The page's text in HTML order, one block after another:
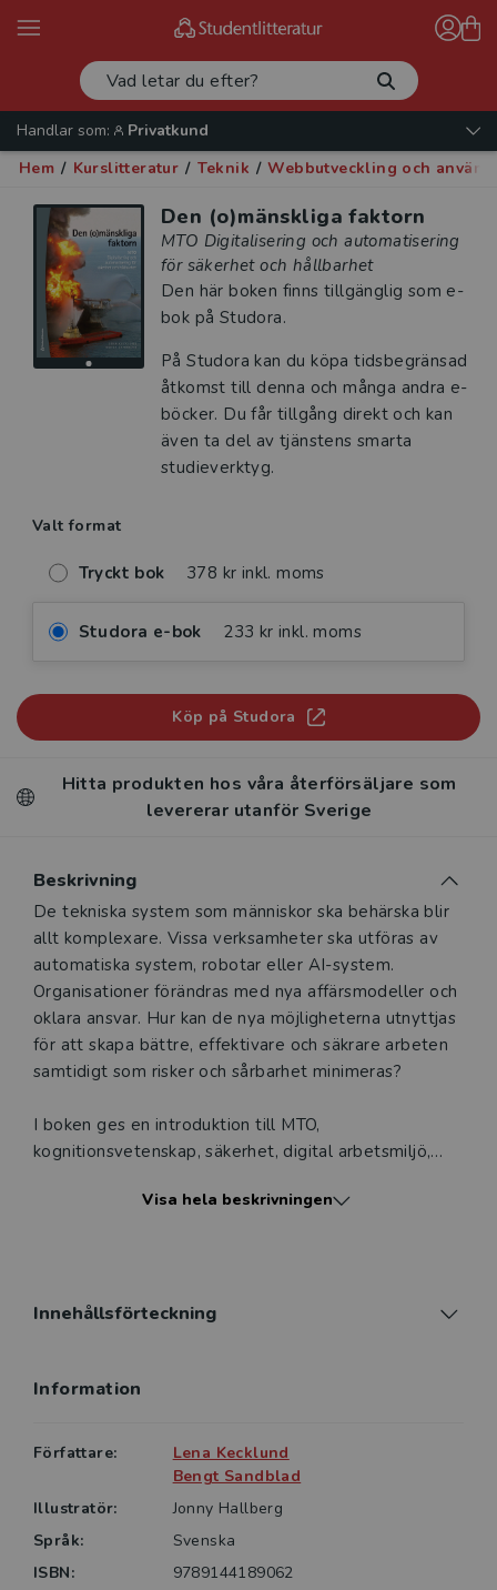
Handlar som:
Privatkund
Hem / Kurslitteratur / Teknik / Webbutveckling och
Den (o)mänskliga faktorn
MTO Digitalisering och automatisering
för säkerhet och hållbarhet
Den här boken finns tillgänglig som e-
bok på Studora.
På Studora kan du köpa tidsbegränsad
åtkomst till denna och många andra e-
böcker. Du får tillgång direkt och kan
även ta del av tjänstens smarta
studieverktyg.
Valt format
Tryckt bok 378 kr inkl. moms
Studora e-bok 233 kr inkl. moms
Köp på Studora
Hitta produkten hos våra återförsäljare som
levererar utanför Sverige
Beskrivning
Beskrivning
De tekniska system som människor ska behärska blir
allt komplexare. Vissa verksamheter ska utföras av
automatiska system, robotar eller AI-system.
Organisationer förändras med nya affärsmodeller och
oklara ansvar. Hur kan de nya möjligheterna utnyttjas
för att skapa bättre, effektivare och säkrare arbeten
samtidigt som risker och sårbarhet minimeras?
I boken ges en introduktion till MTO,
kognitionsvetenskap, säkerhet, digital arbetsmiljö,
kunskap och tillämpning av metoder för analys och
Boken ger grundläggande kunskaper om
utformning av styrsystem och operatörsgränssnitt
från verkliga händelser presenteras.
Den (o)mänskliga faktorn är skriven för dem som
ansvarar för eller blir berörda av den digitala
utvecklingen och är också lämplig som kurslitteratur i
utbildningar om verksamhetsutveckling, digitalisering,
Visa hela beskrivningen
Innehållsförteckning
Information
Författare:
Lena Kecklund
Bengt Sandblad
Illustratör:
Jonny Hallberg
Språk:
Svenska
ISBN:
9789144189062